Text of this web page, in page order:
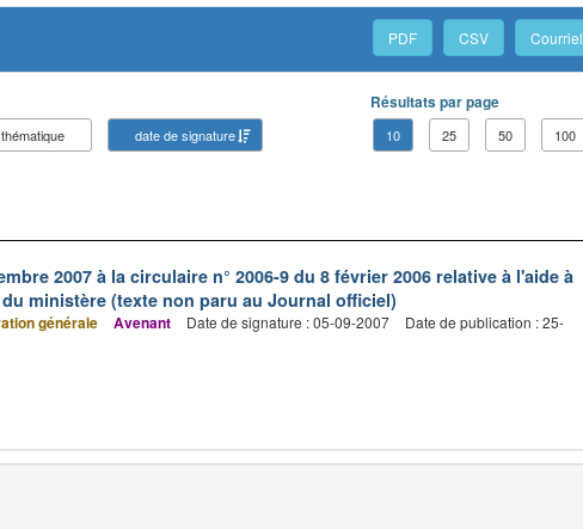
PDF CSV Courriel
thématique
date de signature
Résultats par page
10 25 50 100
2007 à la circulaire n° 2006-9 du 8 février 2006 relative à l'aide à
ministère (texte non paru au Journal officiel)
générale Avenant Date de signature : 05-09-2007
Date de publication : 25-